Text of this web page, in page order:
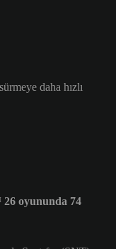
daha hızlı
oyununda 74